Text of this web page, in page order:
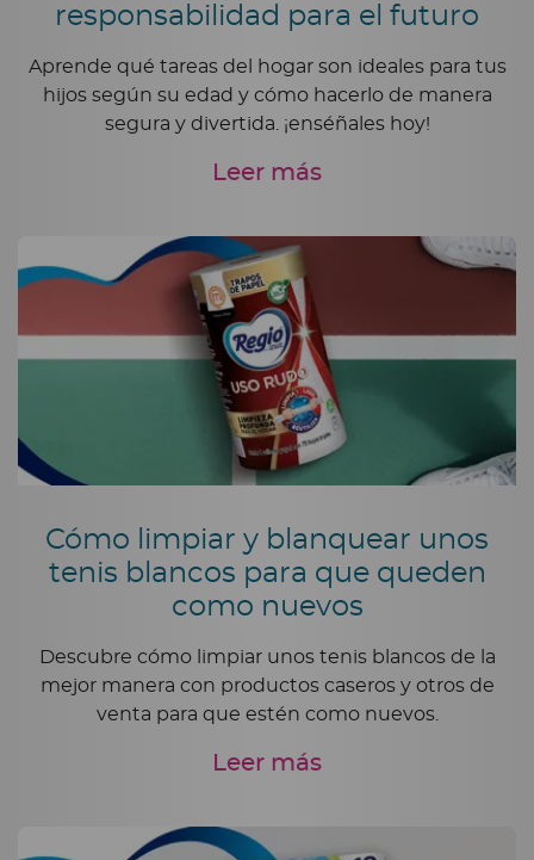
responsabilidad para el futuro
Aprende qué tareas del hogar son ideales para tus
hijos según su edad y cómo hacerlo de manera
segura y divertida. ¡enséñales hoy!
Leer más
Cómo limpiar y blanquear unos
tenis blancos para que queden
como nuevos
Descubre cómo limpiar unos tenis blancos de la
mejor manera con productos caseros y otros de
venta para que estén como nuevos.
Leer más